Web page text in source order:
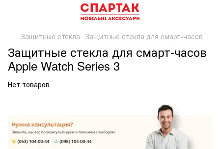
Защитные стекла Защитные стекла для смарт-часов
Защитные стекла для смарт-часов
Apple Watch Series 3
Нет товаров